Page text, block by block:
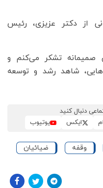
از دکتر عزیزی، رئیس
صمیمانه تشکر می‌کنم و
شاهد رشد و توسعه
دنبال کنید
ایکس یوتیوب
وقفه ضیائیان